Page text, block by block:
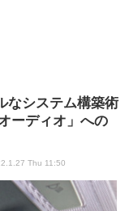
なシステム構築術
ーディオ」への
Thu 11:50